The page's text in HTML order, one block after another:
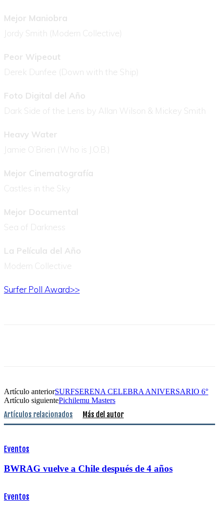
Mejor Maniobra
Jordy Smith (Modern Collective)
Peor Wipeout
Derek Dunfee (Down with the Ship)
Foto Digital del Año
Dark Side of the Lens by Allan Wilson & Mickey Smith
Heavy Water
Jamie O’Brien (Who is J.O.B.)
Mejor Cinematografía
Castles in the Sky
Mejor Documental
Sea of Darkness
La Película del Año
Modern Collective
Surfer Poll Award>>
Artículo anteriorSURFSERENA CELEBRA ANIVERSARIO 6°
Artículo siguientePichilemu Masters
Artículos relacionados Más del autor
Eventos
BWRAG vuelve a Chile después de 4 años
Eventos